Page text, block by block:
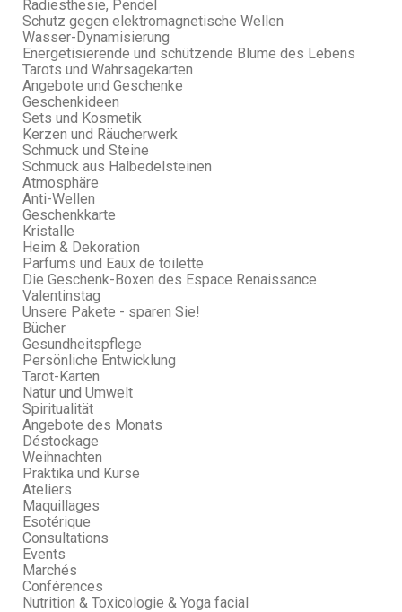
Radiesthesie, Pendel
Schutz gegen elektromagnetische Wellen
Wasser-Dynamisierung
Energetisierende und schützende Blume des Lebens
Tarots und Wahrsagekarten
Angebote und Geschenke
Geschenkideen
Sets und Kosmetik
Kerzen und Räucherwerk
Schmuck und Steine
Schmuck aus Halbedelsteinen
Atmosphäre
Anti-Wellen
Geschenkkarte
Kristalle
Heim & Dekoration
Parfums und Eaux de toilette
Die Geschenk-Boxen des Espace Renaissance
Valentinstag
Unsere Pakete - sparen Sie!
Bücher
Gesundheitspflege
Persönliche Entwicklung
Tarot-Karten
Natur und Umwelt
Spiritualität
Angebote des Monats
Déstockage
Weihnachten
Praktika und Kurse
Ateliers
Maquillages
Esotérique
Consultations
Events
Marchés
Conférences
Nutrition & Toxicologie & Yoga facial